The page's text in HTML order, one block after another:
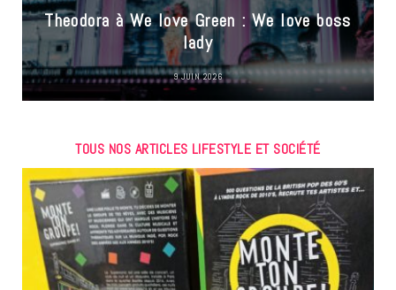
Theodora à We love Green : We love boss
lady
9 JUIN 2026
TOUS NOS ARTICLES LIFESTYLE ET SOCIÉTÉ